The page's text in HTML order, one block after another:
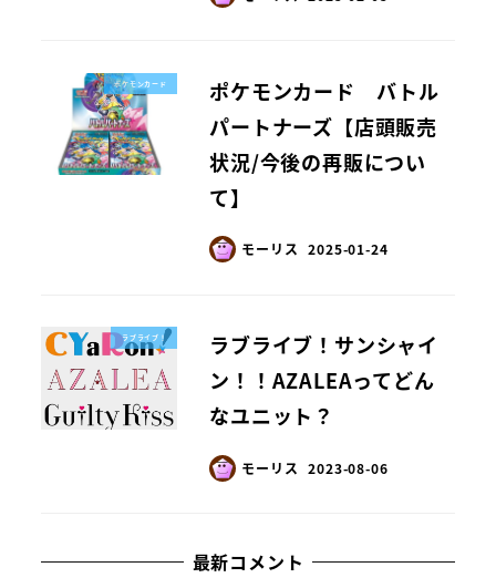
ポケモンカード
ポケモンカード バトル
パートナーズ【店頭販売
状況/今後の再販につい
て】
モーリス 2025-01-24
ラブライブ！
ラブライブ！サンシャイ
ン！！AZALEAってどん
なユニット？
モーリス 2023-08-06
最新コメント